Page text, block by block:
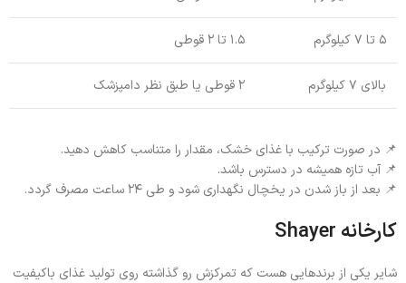
۵ تا ۷ کیلوگرم ۱.۵ تا ۲ قوطی
بالای ۷ کیلوگرم ۲ قوطی یا طبق نظر دامپزشک
📌 در صورت ترکیب با غذای خشک، مقدار را متناسب کاهش دهید.
📌 آب تازه همیشه در دسترس باشد.
📌 بعد از باز شدن در یخچال نگهداری شود و طی ۲۴ ساعت مصرف گردد.
کارخانه Shayer
شایر یکی از برندهایی هست که تمرکزش رو گذاشته روی تولید غذای باکیفیت